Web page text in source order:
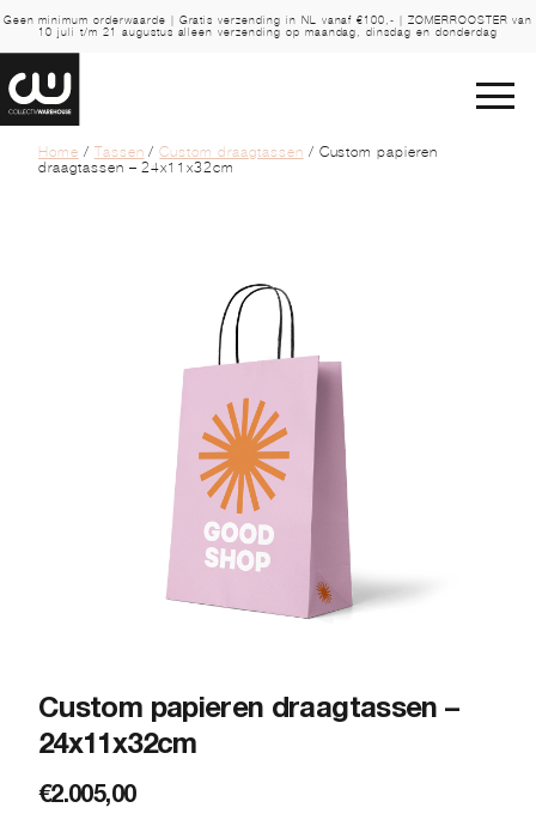
Geen minimum orderwaarde | Gratis verzending in NL vanaf €100,- | ZOMERROOSTER van
10 juli t/m 21 augustus alleen verzending op maandag, dinsdag en donderdag
Home / Tassen /Custom draagtassen / Custom papieren
draagtassen – 24x11x32cm
Custom papieren draagtassen –
24x11x32cm
€2.005,00